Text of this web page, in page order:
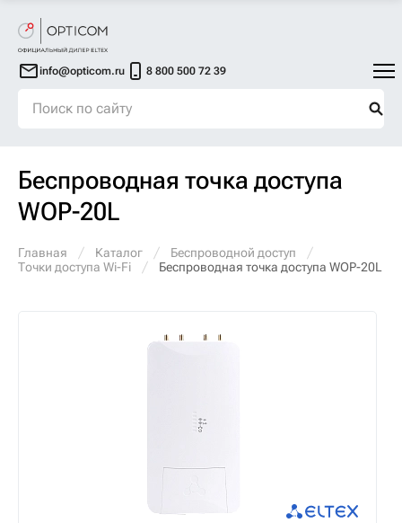
info@opticom.ru 8 800 500 72 39
Беспроводная точка доступа
WOP-20L
Главная Каталог
Беспроводной доступ
Точки доступа Wi-Fi
Беспроводная точка доступа WOP-20L